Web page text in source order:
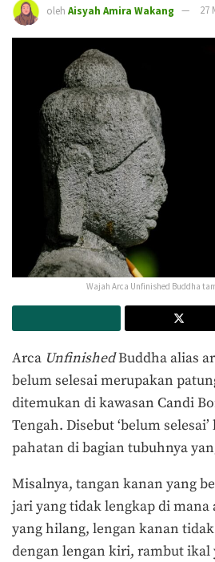
oleh Aisyah Amira Wakang 27
Wajah Arca Unfinished Buddha
Arca UnfinishedBuddha alias
belum selesai merupakan
ditemukan di kawasan Candi
Tengah. Disebut ‘belum
pahatan di bagian tubuhnya
Misalnya, tangan kanan yang
jari yang tidak lengkap di mana
yang hilang, lengan kanan
dengan lengan kiri, rambut ikal